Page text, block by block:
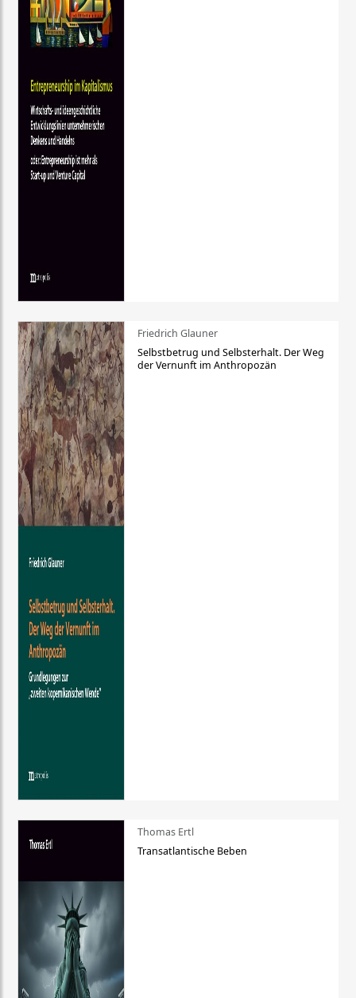
Friedrich Glauner
Selbstbetrug und Selbsterhalt. Der Weg
der Vernunft im Anthropozän
Thomas Ertl
Transatlantische Beben